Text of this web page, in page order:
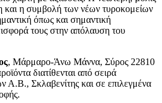
και η συμβολή των νέων τυροκομείων
όπως και σημαντική
τους στην απόλαυση του
, Μάρμαρο-Άνω Μάννα, Σύρος 22810
διατίθενται από σειρά
Α.Β., Σκλαβενίτης και σε επιλεγμένα